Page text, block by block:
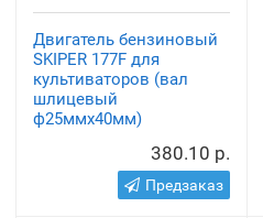
Двигатель бензиновый
SKIPER 177F для
культиваторов (вал
шлицевый
ф25ммх40мм)
380.10 р.
Предзаказ